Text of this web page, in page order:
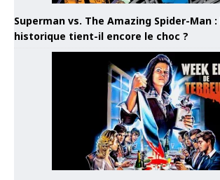
Superman vs. The Amazing Spider-Man
historique tient-il encore le choc ?